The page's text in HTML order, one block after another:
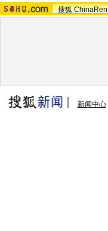
搜狐 ChinaRen
新闻中心